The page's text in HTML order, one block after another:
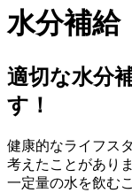
水分補給
適切な水分
す！
健康的なライフス
考えたことがあり
一定量の水を飲む